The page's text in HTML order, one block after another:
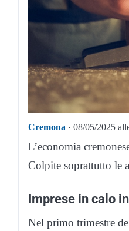
Cremona · 08/05/2025
L’economia
Colpite soprattutto le
Imprese in calo
Nel primo trimestre